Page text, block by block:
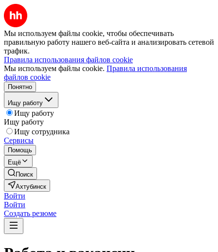
Мы используем файлы cookie, чтобы обеспечивать
правильную работу нашего веб-сайта и анализировать сетевой
трафик.
Правила использования файлов cookie
Мы используем файлы cookie. Правила использования
файлов cookie
Понятно
Ищу работу
Ищу работу
Ищу работу
Ищу сотрудника
Сервисы
Помощь
Ещё
Поиск
Ахтубинск
Войти
Войти
Создать резюме